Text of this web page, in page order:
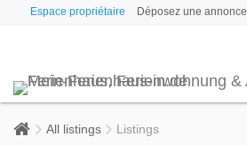
Espace propriétaire Déposez une annonce
All listings Listings